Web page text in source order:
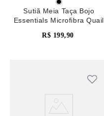
Sutiã Meia Taça Bojo
Essentials Microfibra Quail
R$ 199,90